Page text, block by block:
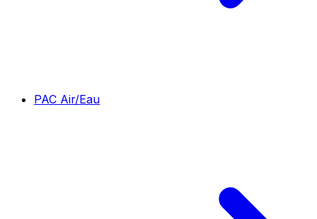
PAC Air/Eau